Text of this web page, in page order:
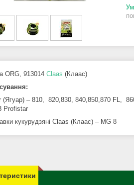
ORG, 913014 Claas (Клаас)
(Ягуар) – 810, 820,830, 840,850,870 FL,
Profistar
кукурудзяні Claas (Клаас) – MG 8